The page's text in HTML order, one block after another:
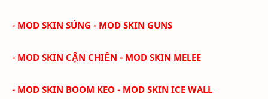
- MOD SKIN SÚNG - MOD SKIN GUNS
- MOD SKIN CẬN CHIẾN - MOD SKIN MELEE
- MOD SKIN BOOM KEO - MOD SKIN ICE WALL